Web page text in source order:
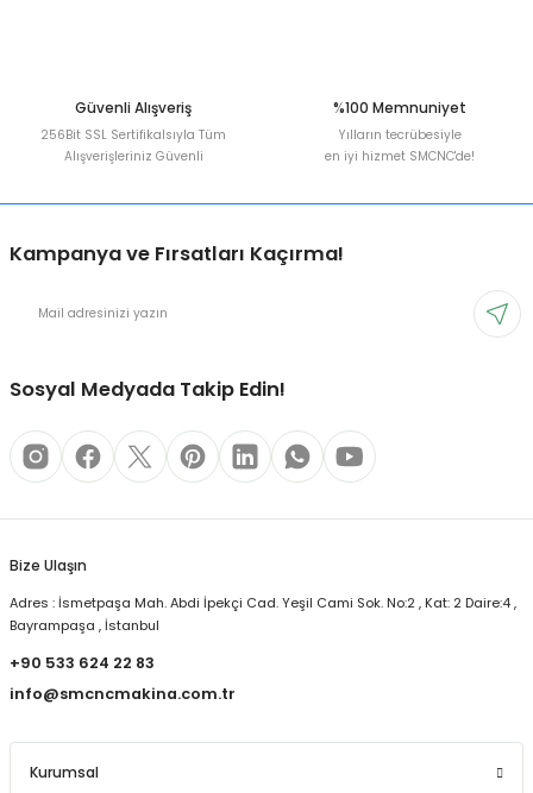
Güvenli Alışveriş
256Bit SSL Sertifikalsıyla Tüm
Alışverişleriniz Güvenli
%100 Memnuniyet
Yılların tecrübesiyle
en iyi hizmet SMCNC'de!
Kampanya ve Fırsatları Kaçırma!
Sosyal Medyada Takip Edin!
Bize Ulaşın
Adres : İsmetpaşa Mah. Abdi İpekçi Cad. Yeşil Cami Sok. No:2 , Kat: 2 Daire:4 ,
Bayrampaşa , İstanbul
+90 533 624 22 83
info@smcncmakina.com.tr
Kurumsal